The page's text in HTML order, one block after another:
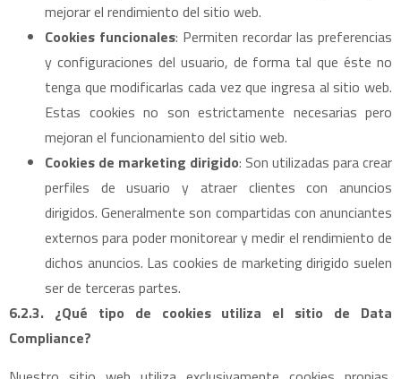
mejorar el rendimiento del sitio web.
Cookies funcionales: Permiten recordar las preferencias
y configuraciones del usuario, de forma tal que éste no
tenga que modificarlas cada vez que ingresa al sitio web.
Estas cookies no son estrictamente necesarias pero
mejoran el funcionamiento del sitio web.
Cookies de marketing dirigido: Son utilizadas para crear
perfiles de usuario y atraer clientes con anuncios
dirigidos. Generalmente son compartidas con anunciantes
externos para poder monitorear y medir el rendimiento de
dichos anuncios. Las cookies de marketing dirigido suelen
ser de terceras partes.
6.2.3. ¿Qué tipo de cookies utiliza el sitio de Data
Compliance?